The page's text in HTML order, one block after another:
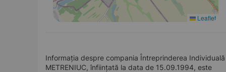
Leaflet
Informația despre compania Întreprinderea Individuală
METRENIUC, înființată la data de 15.09.1994, este